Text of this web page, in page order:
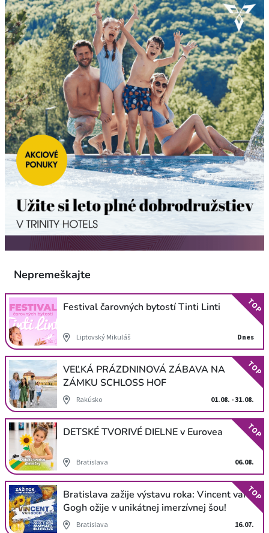
Nepremeškajte
Festival čarovných bytostí Tinti Linti
Liptovský Mikuláš Dnes
TOP
VEĽKÁ PRÁZDNINOVÁ ZÁBAVA NA
ZÁMKU SCHLOSS HOF
Rakúsko 01.08. - 31.08.
TOP
DETSKÉ TVORIVÉ DIELNE v Eurovea
Bratislava 06.08.
TOP
Bratislava zažije výstavu roka: Vincent van
Gogh ožije v unikátnej imerzívnej šou!
Bratislava 16.07.
TOP